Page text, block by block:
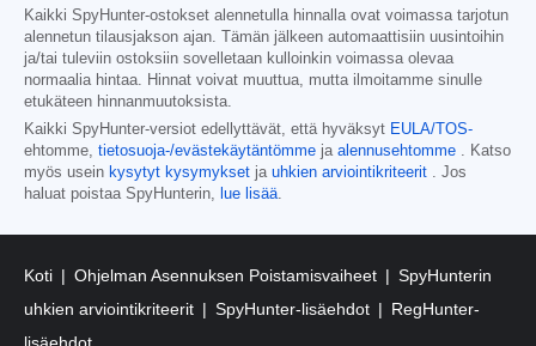
Kaikki SpyHunter-ostokset alennetulla hinnalla ovat voimassa tarjotun
alennetun tilausjakson ajan. Tämän jälkeen automaattisiin uusintoihin
ja/tai tuleviin ostoksiin sovelletaan kulloinkin voimassa olevaa
normaalia hintaa. Hinnat voivat muuttua, mutta ilmoitamme sinulle
etukäteen hinnanmuutoksista.
Kaikki SpyHunter-versiot edellyttävät, että hyväksyt EULA/TOS-
ehtomme, tietosuoja-/evästekäytäntömme ja alennusehtomme . Katso
myös usein kysytyt kysymykset ja uhkien arviointikriteerit . Jos
haluat poistaa SpyHunterin, lue lisää.
Koti Ohjelman Asennuksen Poistamisvaiheet
SpyHunterin
uhkien arviointikriteerit
SpyHunter-lisäehdot
RegHunter-